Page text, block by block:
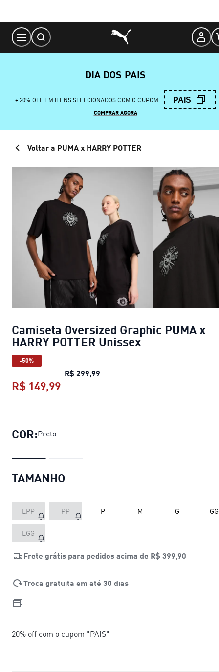
Content
DIA DOS PAIS
+ 20% OFF EM ITENS SELECIONADOS COM O CUPOM PAIS
COMPRAR AGORA
Voltar a PUMA x HARRY POTTER
Camiseta Oversized Graphic PUMA x
HARRY POTTER Unissex
-50%
R$ 299,99Camiseta Oversized Graphic
R$ 149,99
COR:Preto
TAMANHO
EPP PP P M G GG
EGG
Frete grátis para pedidos acima de R$ 399,90
Troca gratuita em até 30 dias
20% off com o cupom "PAIS"